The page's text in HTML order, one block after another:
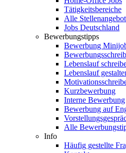
Tätigkeitsbereiche
Alle
Jobs Deutschland
Bewerbungstipps
Bewerbung
Lebenslauf
Lebenslauf
Kurzbewerbung
Interne Bewerbung
Bewerbung auf
Alle
Info
Häufig gestellte